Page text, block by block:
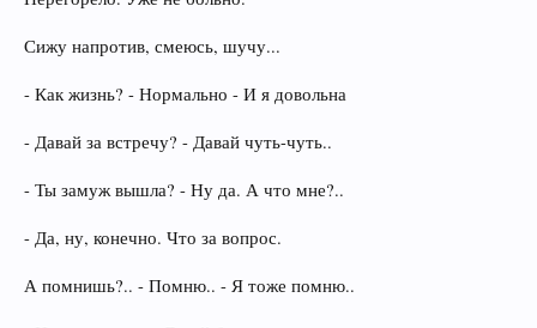
Сижу напротив, смеюсь, шучу...
- Как жизнь? - Нормально - И я довольна
- Давай за встречу? - Давай чуть-чуть..
- Ты замуж вышла? - Ну да. А что мне?..
- Да, ну, конечно. Что за вопрос.
А помнишь?.. - Помню.. - Я тоже помню..